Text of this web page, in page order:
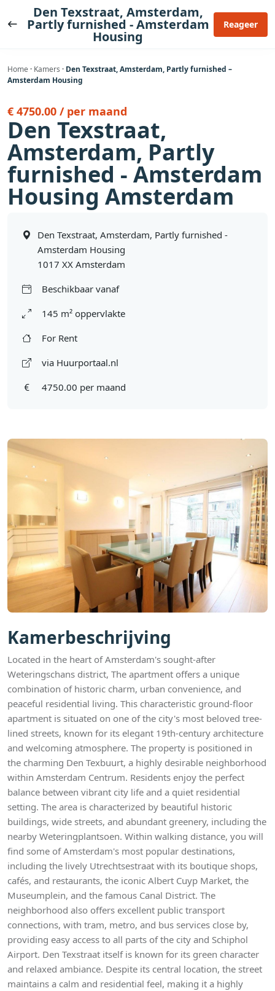
naar
Den Texstraat, Amsterdam,
Partly furnished - Amsterdam
Housing
Reageer
Home · Kamers · Den Texstraat, Amsterdam, Partly furnished –
Amsterdam Housing
Kamerbeschrijving
Located in the heart of Amsterdam's sought-after
Weteringschans district, The apartment offers a unique
combination of historic charm, urban convenience, and
peaceful residential living. This characteristic ground-floor
apartment is situated on one of the city's most beloved tree-
lined streets, known for its elegant 19th-century architecture
and welcoming atmosphere. The property is positioned in
the charming Den Texbuurt, a highly desirable neighborhood
within Amsterdam Centrum. Residents enjoy the perfect
balance between vibrant city life and a quiet residential
setting. The area is characterized by beautiful historic
buildings, wide streets, and abundant greenery, including the
nearby Weteringplantsoen. Within walking distance, you will
find some of Amsterdam's most popular destinations,
including the lively Utrechtsestraat with its boutique shops,
cafés, and restaurants, the iconic Albert Cuyp Market, the
Museumplein, and the famous Canal District. The
neighborhood also offers excellent public transport
connections, with tram, metro, and bus services close by,
providing easy access to all parts of the city and Schiphol
Airport. Den Texstraat itself is known for its green character
and relaxed ambiance. Despite its central location, the street
maintains a calm and residential feel, making it a highly
€ 4750.00 / per maand
Den Texstraat,
Amsterdam, Partly
furnished - Amsterdam
Housing Amsterdam
Den Texstraat, Amsterdam, Partly furnished -
Amsterdam Housing
1017 XX Amsterdam
Beschikbaar vanaf
145 m² oppervlakte
For Rent
via Huurportaal.nl
4750.00 per maand